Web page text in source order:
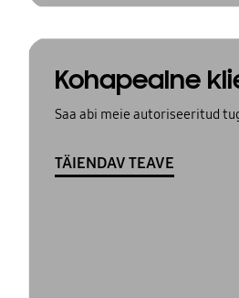
Kohapealne
Saa abi meie autoriseeritud
TÄIENDAV TEAVE